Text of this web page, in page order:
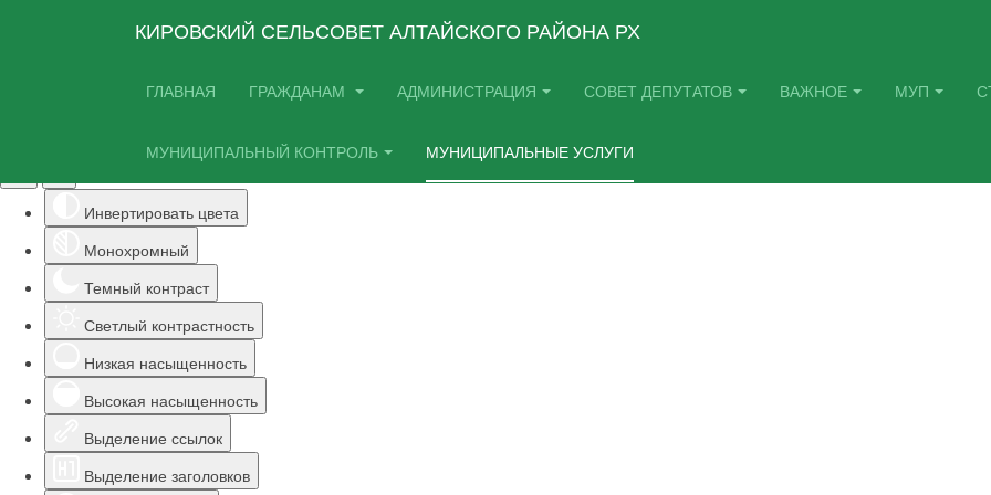
Инвертировать цвета
Монохромный
Темный контраст
Светлый контрастность
Низкая насыщенность
Высокая насыщенность
Выделение ссылок
Выделение заголовков
КИРОВСКИЙ СЕЛЬСОВЕТ АЛТАЙСКОГО РАЙОНА РХ
ГЛАВНАЯ ГРАЖДАНАМ АДМИНИСТРАЦИЯ СОВЕТ ДЕПУТАТОВ ВАЖНОЕ МУП
МУНИЦИПАЛЬНЫЙ КОНТРОЛЬ МУНИЦИПАЛЬНЫЕ УСЛУГИ